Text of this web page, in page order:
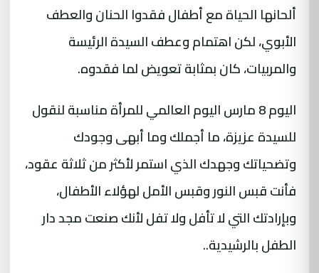
ألحانها الحياة مع أطفال فقدوا الحنان والعطف
الأبوي، لكن اهتمام وعطف السيدة الرئيسة
والمربيات، كان بمثابة تعويض لما فقدوه.
اليوم 8 مارس اليوم العالمي للمرأة مناسبة لنقول
للسيدة عزيزة، ما أجملك وما أبهى وجودك
وتضحياتك وجهدك الذي استمر لأكثر من ثلاثة عقود،
فأنت قبس النور وقبس الأمل لهؤلاء الأطفال،
وبإرادتك التي لا تأفل ولا تفل لأنك صنعت مجد دار
الطفل بالرشيدية..